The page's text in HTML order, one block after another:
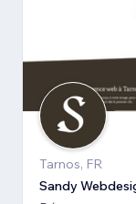
Tarnos, FR
Sandy